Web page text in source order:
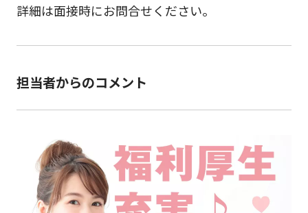
詳細は面接時にお問合せください。
担当者からのコメント